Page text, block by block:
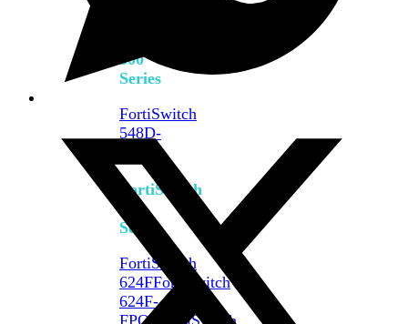
500
Series
FortiSwitch
548D-
FortiSwitch
600
Series
FortiSwitch
624FFortiSwitch
624F-
FPOE
FortiSwitch